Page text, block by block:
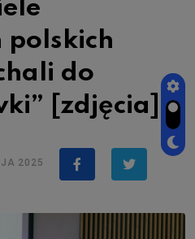
polskich
do
[zdjęcia]
2025